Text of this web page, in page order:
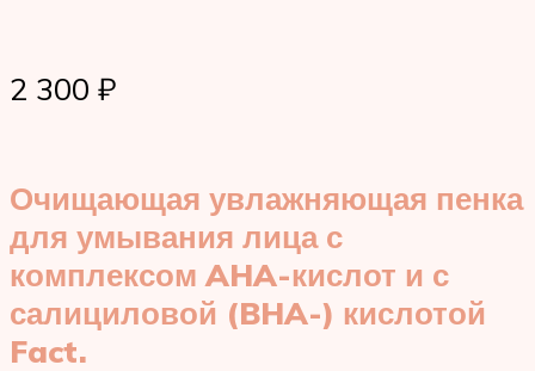
2 300 ₽
Очищающая увлажняющая пенка
для умывания лица с
комплексом AHA-кислот и с
салициловой (BHA-) кислотой
Fact.